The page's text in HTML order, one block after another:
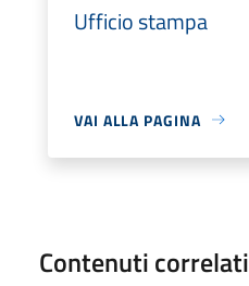
Ufficio stampa
VAI ALLA PAGINA
Contenuti correlati